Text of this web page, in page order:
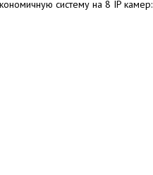
систему на 8 IP камер: